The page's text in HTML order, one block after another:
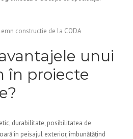
constructie de la CODA
unui
în proiecte
durabilitate, posibilitatea de
în peisajul exterior, îmbunătățind